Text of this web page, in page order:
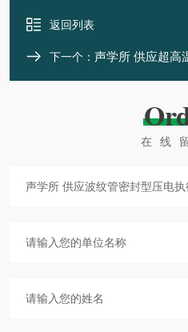
返回列表
下一个： 声学所 供应超高
在线